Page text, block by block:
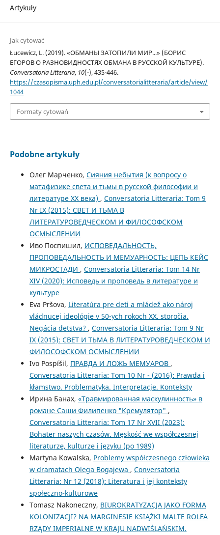
Artykuły
Jak cytować
Łucewicz, L. (2019). «ОБМАНЫ ЗАТОПИЛИ МИР...» (БОРИС
ЕГОРОВ О РАЗНОВИДНОСТЯХ ОБМАНА В РУССКОЙ КУЛЬТУРЕ).
Conversatoria Litteraria, 10(-), 435-446.
https://czasopisma.uph.edu.pl/conversatorialitteraria/article/view/
1044
Formaty cytowań
Podobne artykuły
Олег Марченко, Сияния небытия (к вопросу о
матафизике света и тьмы в русской философии и
литературе ХХ века) , Conversatoria Litteraria: Tom 9
Nr IX (2015): СВЕТ И ТЬМА В
ЛИТЕРАТУРОВЕДЧЕСКОМ И ФИЛОСОФСКОМ
ОСМЫСЛЕНИИ
Иво Поспишил, ИСПОВЕДАЛЬНОСТЬ,
ПРОПОВЕДАЛЬНОСТЬ И МЕМУАРНОСТЬ: ЦЕПЬ КЕЙС
МИКРОСТАДИ , Conversatoria Litteraria: Tom 14 Nr
XIV (2020): Исповедь и проповедь в литературе и
культуре
Eva Pršova, Literatúra pre deti a mládež ako nároj
vládnucej ideológie v 50-ych rokoch XX. storočia.
Negácia detstva? , Conversatoria Litteraria: Tom 9 Nr
IX (2015): СВЕТ И ТЬМА В ЛИТЕРАТУРОВЕДЧЕСКОМ И
ФИЛОСОФСКОМ ОСМЫСЛЕНИИ
Ivo Pospíšil, ПРАВДА И ЛОЖЬ МЕМУАРОВ ,
Conversatoria Litteraria: Tom 10 Nr - (2016): Prawda i
kłamstwo. Problematyka. Interpretacje. Konteksty
Ирина Банах, «Травмированная маскулинность» в
романе Саши Филипенко "Кремулятор" ,
Conversatoria Litteraria: Tom 17 Nr XVII (2023):
Bohater naszych czasów. Męskość we współczesnej
literaturze, kulturze i języku (po 1989)
Martyna Kowalska, Problemy współczesnego człowieka
w dramatach Olega Bogajewa , Conversatoria
Litteraria: Nr 12 (2018): Literatura i jej konteksty
społeczno-kulturowe
Tomasz Nakoneczny, BIUROKRATYZACJA JAKO FORMA
KOLONIZACJI? NA MARGINESIE KSIĄŻKI MALTE ROLFA
RZĄDY IMPERIALNE W KRAJU NADWIŚLAŃSKIM.